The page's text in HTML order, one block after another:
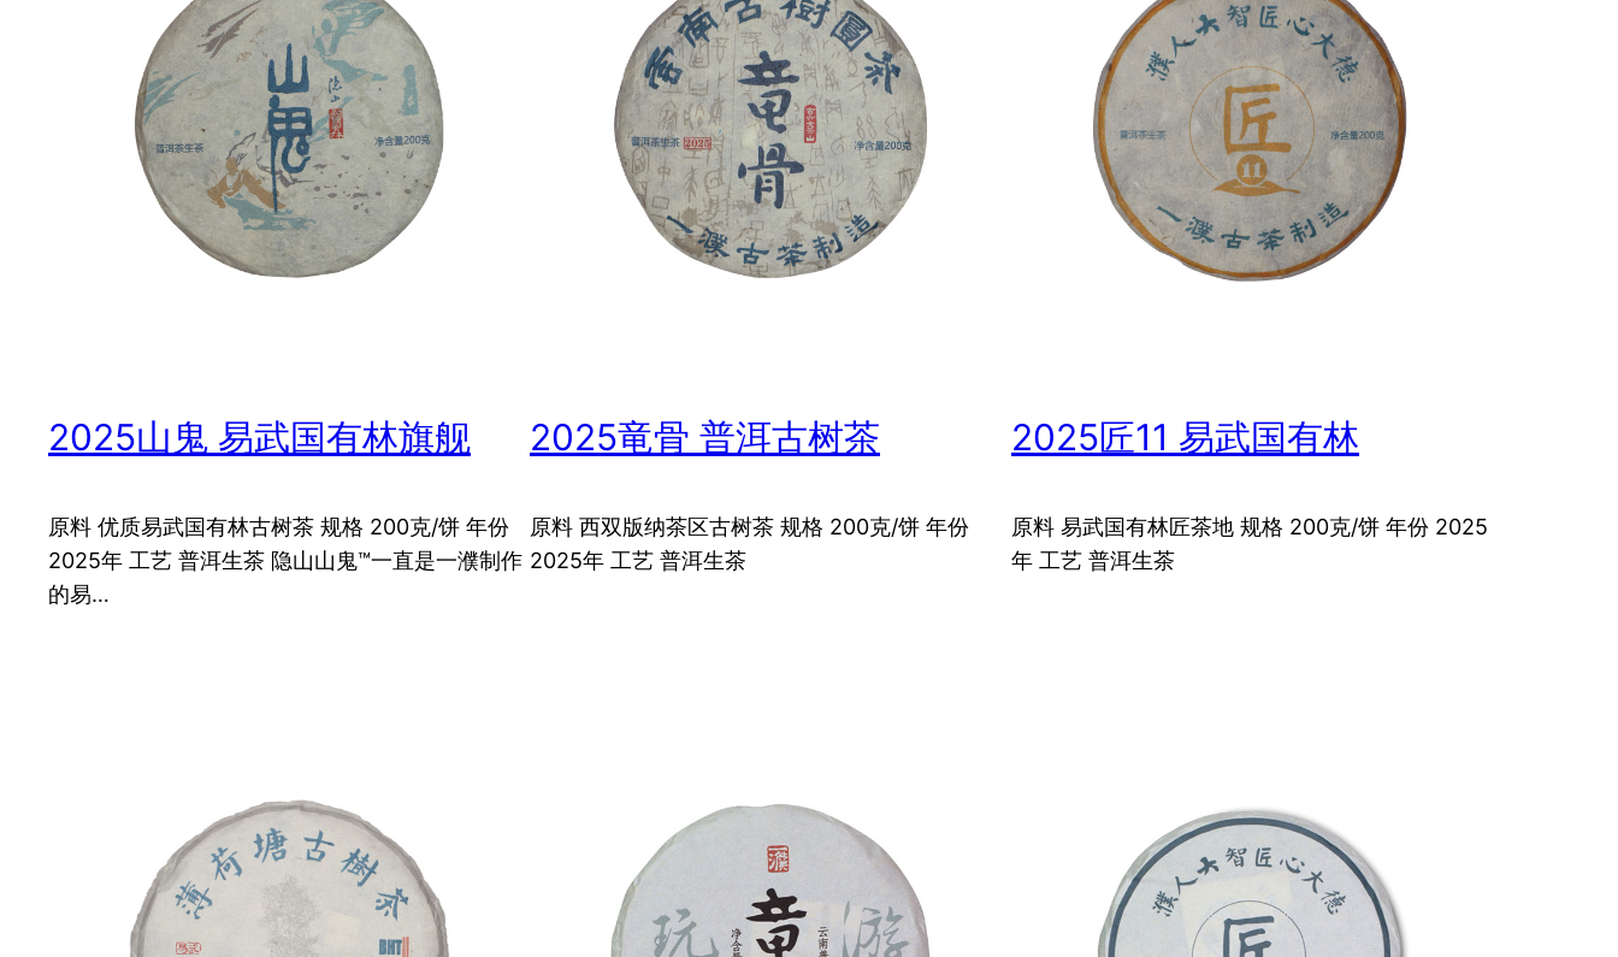
2025山鬼 易武国有林旗舰
原料 优质易武国有林古树茶 规格 200克/饼 年份
2025年 工艺 普洱生茶 隐山山鬼™一直是一濮制作
的易…
2025竜骨 普洱古树茶
原料 西双版纳茶区古树茶 规格 200克/饼 年份
2025年 工艺 普洱生茶
2025匠11 易武国有林
原料 易武国有林匠茶地 规格 200克/饼 年份 2025
年 工艺 普洱生茶